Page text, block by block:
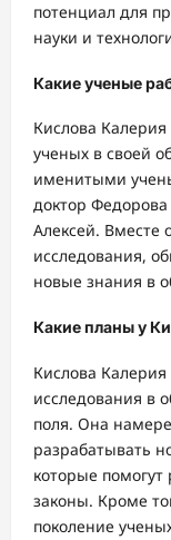
потенциал для
науки и
Какие ученые
Кислова
ученых в своей
именитыми
доктор
Алексей. Вместе
исследования,
новые знания в
Какие планы у
Кислова
исследования в
поля. Она
разрабатывать
которые
законы. Кроме
поколение